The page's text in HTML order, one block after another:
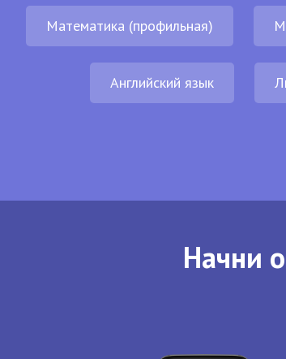
Математика (профильная)
Английский язык
Начни